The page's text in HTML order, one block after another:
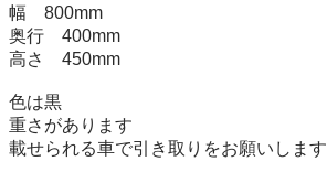
幅　800mm
奥行　400mm
高さ　450mm
色は黒
重さがあります
載せられる車で引き取りをお願いします